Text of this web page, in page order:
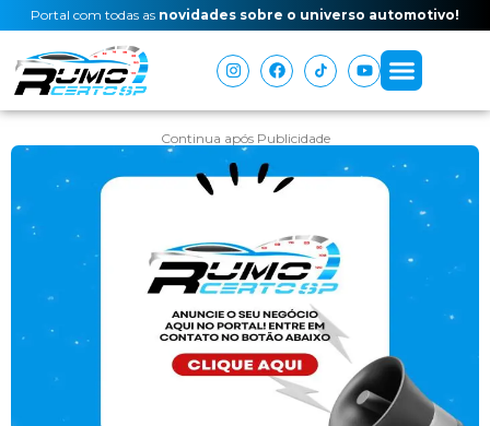
Portal com todas as novidades sobre o universo automotivo!
Continua após Publicidade